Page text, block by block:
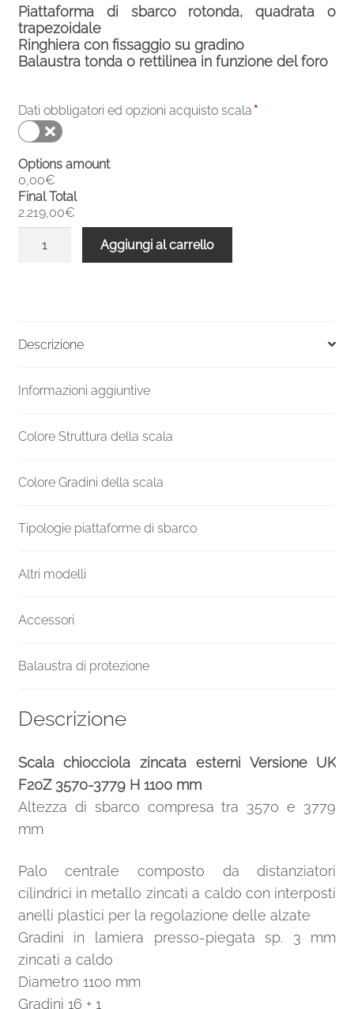
Piattaforma di sbarco rotonda, quadrata o
trapezoidale
Ringhiera con fissaggio su gradino
Balaustra tonda o rettilinea in funzione del foro
Dati obbligatori ed opzioni acquisto scala *
Options amount
0,00€
Final Total
2.219,00€
3779
1100
quantità
Aggiungi al carrello
Descrizione
Informazioni aggiuntive
Colore Struttura della scala
Colore Gradini della scala
Tipologie piattaforme di sbarco
Altri modelli
Accessori
Balaustra di protezione
Descrizione
Scala chiocciola zincata esterni Versione UK
F20Z 3570-3779 H 1100 mm
Altezza di sbarco compresa tra 3570 e 3779
mm
Palo centrale composto da distanziatori
cilindrici in metallo zincati a caldo con interposti
anelli plastici per la regolazione delle alzate
Gradini in lamiera presso-piegata sp. 3 mm
zincati a caldo
Diametro 1100 mm
Gradini 16 + 1